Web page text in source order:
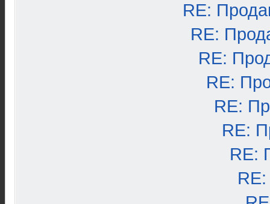
RE:
RE:
RE:
RE:
RE:
RE:
RE: